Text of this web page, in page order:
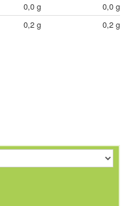
0,0 g
0,0 g
0,2 g 0,2 g